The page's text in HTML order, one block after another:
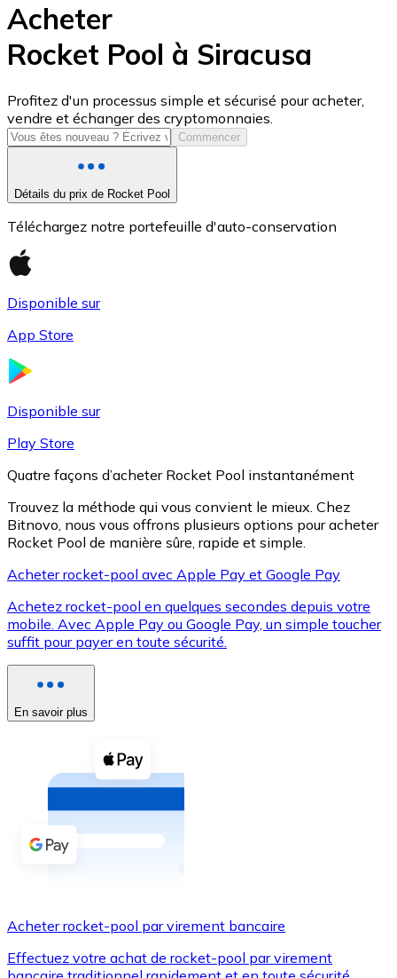
USD Coin
USDC
XRP
XRP
Voir toutes
Coupons crypto
Achetez des cryptomonnaies en espèces et d'autres
Acheter avec espèces
Virement SEPA
Utilisez les cartes Visa et Mastercard pour acheter
Acheter
Rocket Pool à Siracusa
Profitez d'un processus simple et sécurisé pour acheter,
vendre et échanger des cryptomonnaies.
Commencer
Détails du prix de Rocket Pool
Téléchargez notre portefeuille d'auto-conservation
Disponible sur
App Store
Disponible sur
Play Store
Quatre façons d’acheter Rocket Pool instantanément
Trouvez la méthode qui vous convient le mieux. Chez
Bitnovo, nous vous offrons plusieurs options pour acheter
Rocket Pool de manière sûre, rapide et simple.
Acheter rocket-pool avec Apple Pay et Google Pay
Achetez rocket-pool en quelques secondes depuis votre
mobile. Avec Apple Pay ou Google Pay, un simple toucher
suffit pour payer en toute sécurité.
En savoir plus
Acheter rocket-pool par virement bancaire
Effectuez votre achat de rocket-pool par virement